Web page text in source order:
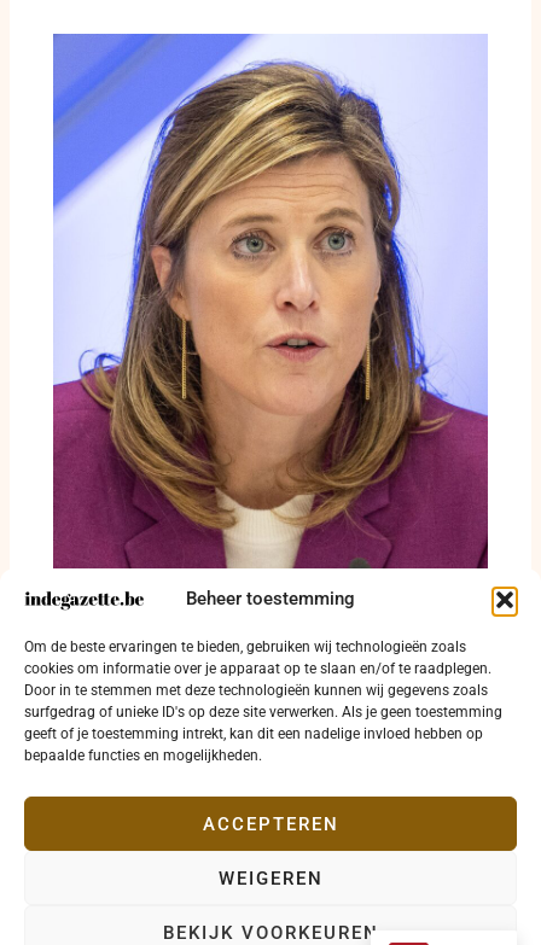
Beheer toestemming
Om de beste ervaringen te bieden, gebruiken wij technologieën zoals
cookies om informatie over je apparaat op te slaan en/of te raadplegen.
Door in te stemmen met deze technologieën kunnen wij gegevens zoals
surfgedrag of unieke ID's op deze site verwerken. Als je geen toestemming
geeft of je toestemming intrekt, kan dit een nadelige invloed hebben op
bepaalde functies en mogelijkheden.
ACCEPTEREN
WEIGEREN
BEKIJK VOORKEUREN
Annelies Verlinden maakt balans op na
achttien maanden Justitie en Noordzee
3 augustus 2026
Copyright © 2026 indegazette.be |Privacy